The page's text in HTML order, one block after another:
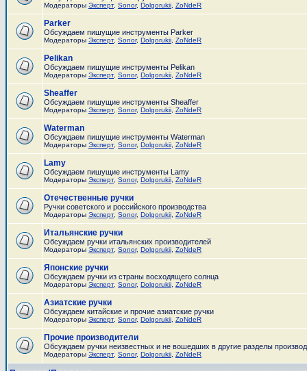
Модераторы Эксперт, Sonor, Dolgorukii ZoNdeR
Parker
Обсуждаем пишущие инструменты Parker
Модераторы Эксперт, Sonor, Dolgorukii ZoNdeR
Pelikan
Обсуждаем пишущие инструменты Pelikan
Модераторы Эксперт, Sonor, Dolgorukii ZoNdeR
Sheaffer
Обсуждаем пишущие инструменты Sheaffer
Модераторы Эксперт, Sonor, Dolgorukii ZoNdeR
Waterman
Обсуждаем пишущие инструменты Waterman
Модераторы Эксперт, Sonor, Dolgorukii ZoNdeR
Lamy
Обсуждаем пишущие инструменты Lamy
Модераторы Эксперт, Sonor, Dolgorukii ZoNdeR
Отечественные ручки
Ручки советского и российского производства
Модераторы Эксперт, Sonor, Dolgorukii ZoNdeR
Итальянские ручки
Обсуждаем ручки итальянских производителей
Модераторы Эксперт, Sonor, Dolgorukii ZoNdeR
Японские ручки
Обсуждаем ручки из страны восходящего солнца
Модераторы Эксперт, Sonor, Dolgorukii ZoNdeR
Азиатские ручки
Обсуждаем китайские и прочие азиатские ручки
Модераторы Эксперт, Sonor, Dolgorukii ZoNdeR
Прочие производители
Обсуждаем ручки неизвестных и не вошедших в другие разделы
Модераторы Эксперт, Sonor, Dolgorukii ZoNdeR